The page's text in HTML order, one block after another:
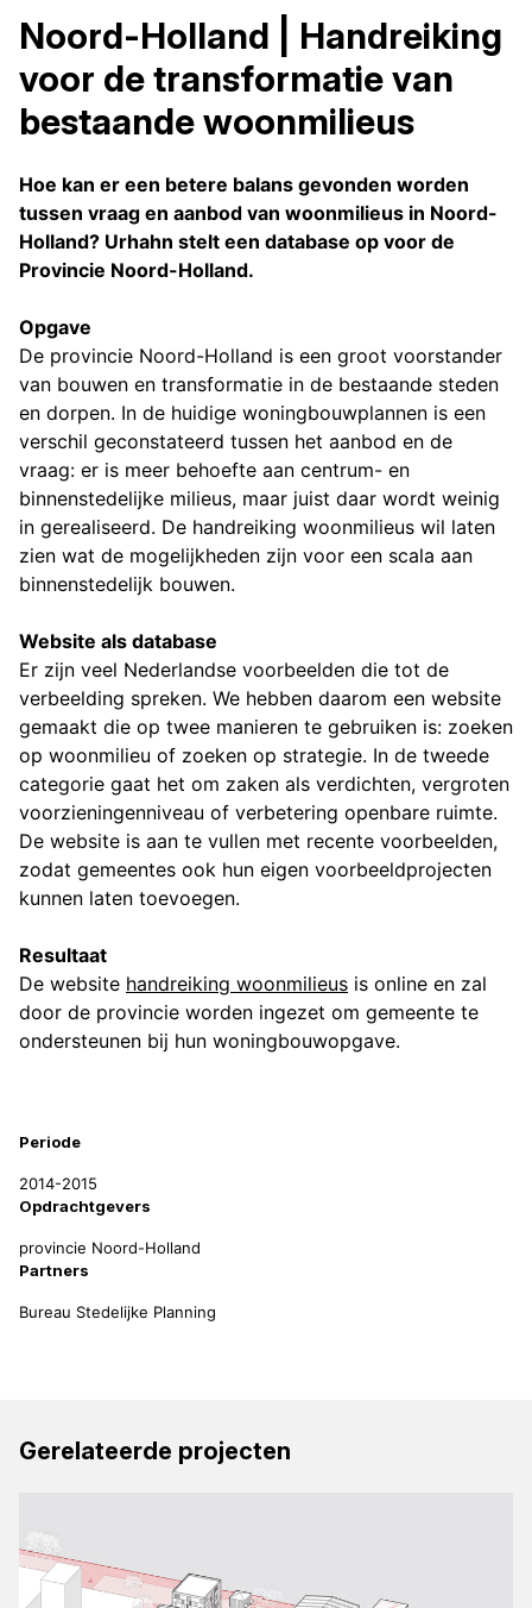
Noord-Holland | Handreiking
voor de transformatie van
bestaande woonmilieus
Hoe kan er een betere balans gevonden worden
tussen vraag en aanbod van woonmilieus in Noord-
Holland? Urhahn stelt een database op voor de
Provincie Noord-Holland.
Opgave
De provincie Noord-Holland is een groot voorstander
van bouwen en transformatie in de bestaande steden
en dorpen. In de huidige woningbouwplannen is een
verschil geconstateerd tussen het aanbod en de
vraag: er is meer behoefte aan centrum- en
binnenstedelijke milieus, maar juist daar wordt weinig
in gerealiseerd. De handreiking woonmilieus wil laten
zien wat de mogelijkheden zijn voor een scala aan
binnenstedelijk bouwen.
Website als database
Er zijn veel Nederlandse voorbeelden die tot de
verbeelding spreken. We hebben daarom een website
gemaakt die op twee manieren te gebruiken is: zoeken
op woonmilieu of zoeken op strategie. In de tweede
categorie gaat het om zaken als verdichten, vergroten
voorzieningenniveau of verbetering openbare ruimte.
De website is aan te vullen met recente voorbeelden,
zodat gemeentes ook hun eigen voorbeeldprojecten
kunnen laten toevoegen.
Resultaat
De website handreiking woonmilieus is online en zal
door de provincie worden ingezet om gemeente te
ondersteunen bij hun woningbouwopgave.
Periode
2014-2015
Opdrachtgevers
provincie Noord-Holland
Partners
Bureau Stedelijke Planning
Gerelateerde projecten